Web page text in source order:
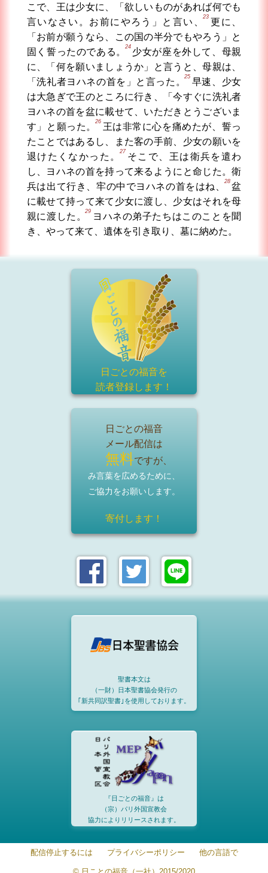
こで、王は少女に、「欲しいものがあれば何でも
言いなさい。お前にやろう」と言い、
23
更に、
「お前が願うなら、この国の半分でもやろう」と
固く誓ったのである。
24
少女が座を外して、母親
に、「何を願いましょうか」と言うと、母親は、
「洗礼者ヨハネの首を」と言った。
25
早速、少女
は大急ぎで王のところに行き、「今すぐに洗礼者
ヨハネの首を盆に載せて、いただきとうございま
す」と願った。
26
王は非常に心を痛めたが、誓っ
たことではあるし、また客の手前、少女の願いを
退けたくなかった。
27
そこで、王は衛兵を遣わ
し、ヨハネの首を持って来るようにと命じた。衛
兵は出て行き、牢の中でヨハネの首をはね、
28
盆
に載せて持って来て少女に渡し、少女はそれを母
親に渡した。
29
ヨハネの弟子たちはこのことを聞
き、やって来て、遺体を引き取り、墓に納めた。
日ごとの福音を
読者登録します！
日ごとの福音
メール配信は
無料ですが、
み言葉を広めるために、
ご協力をお願いします。
寄付します！
聖書本文は
（一財）日本聖書協会発行の
｢新共同訳聖書｣を使用しております。
『日ごとの福音』は
（宗）パリ外国宣教会
協力によりリリースされます。
配信停止するには プライバシーポリシー 他の言語で